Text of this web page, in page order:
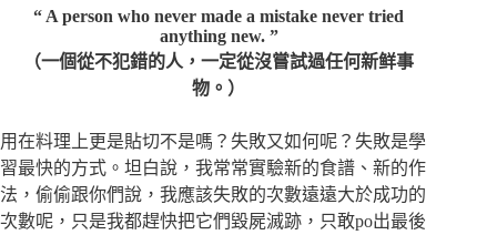
“ A person who never made a mistake never tried
anything new. ”
（一個從不犯錯的人，一定從沒嘗試過任何新鲜事
物。）
用在料理上更是貼切不是嗎？失敗又如何呢？失敗是學
習最快的方式。坦白說，我常常實驗新的食譜、新的作
法，偷偷跟你們說，我應該失敗的次數遠遠大於成功的
次數呢，只是我都趕快把它們毀屍滅跡，只敢po出最後